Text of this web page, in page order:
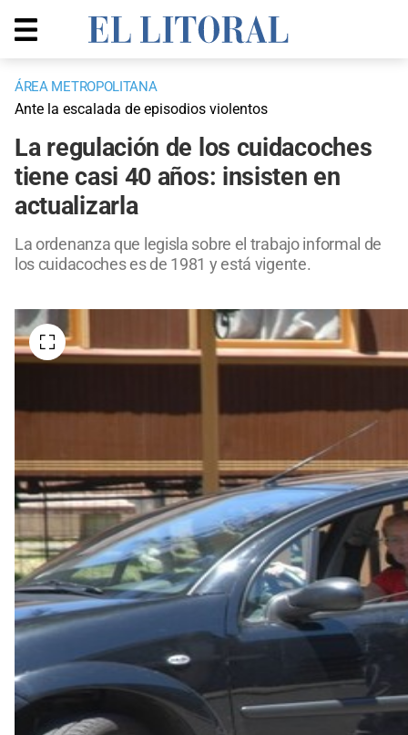
ÁREA METROPOLITANA
Ante la escalada de episodios violentos
La regulación de los cuidacoches
tiene casi 40 años: insisten en
actualizarla
La ordenanza que legisla sobre el trabajo informal de
los cuidacoches es de 1981 y está vigente.